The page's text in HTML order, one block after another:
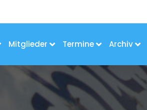
Mitglieder Termine Archiv